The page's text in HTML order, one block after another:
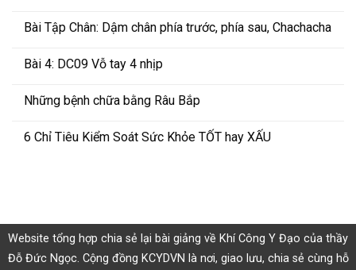
Bài Tập Chân: Dậm chân phía trước, phía sau, Chachacha
Bài 4: DC09 Vỗ tay 4 nhịp
Những bệnh chữa bằng Râu Bắp
6 Chỉ Tiêu Kiểm Soát Sức Khỏe TỐT hay XẤU
Website tổng hợp chia sẻ lại bài giảng về Khí Công Y Đạo của thầy
Đỗ Đức Ngọc. Cộng đồng KCYDVN là nơi, giao lưu, chia sẻ cùng hỗ